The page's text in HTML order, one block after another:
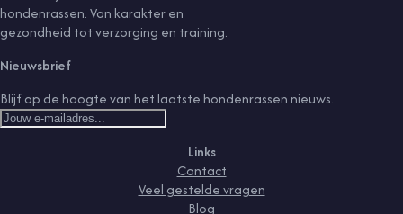
hondenrassen. Van karakter en
gezondheid tot verzorging en training.
Nieuwsbrief
Blijf op de hoogte van het laatste hondenrassen nieuws.
Links
Contact
Veel gestelde vragen
Blog